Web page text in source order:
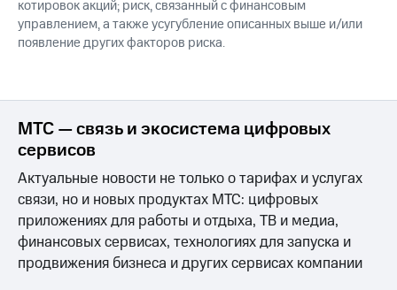
котировок акций; риск, связанный с финансовым
управлением, а также усугубление описанных выше и/или
появление других факторов риска.
МТС — связь и экосистема цифровых
сервисов
Актуальные новости не только о тарифах и услугах
связи, но и новых продуктах МТС: цифровых
приложениях для работы и отдыха, ТВ и медиа,
финансовых сервисах, технологиях для запуска и
продвижения бизнеса и других сервисах компании